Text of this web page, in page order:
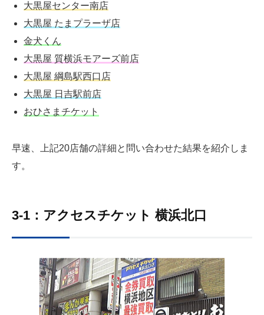
大黒屋センター南店
大黒屋 たまプラーザ店
金犬くん
大黒屋 質横浜モアーズ前店
大黒屋 綱島駅西口店
大黒屋 日吉駅前店
おひさまチケット
早速、上記20店舗の詳細と問い合わせた結果を紹介しま
す。
3-1：アクセスチケット 横浜北口